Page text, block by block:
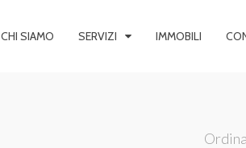
CHI SIAMO SERVIZI IMMOBILI